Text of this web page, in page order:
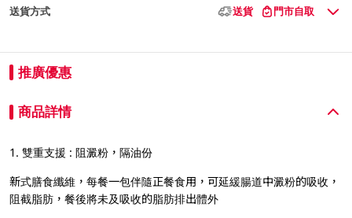
送貨方式 送貨 門市自取
推廣優惠
商品詳情
1. 雙重支援 : 阻澱粉，隔油份
新式膳食纖維，每餐一包伴隨正餐食用，可延緩腸道中澱粉的吸收，
阻截脂肪，餐後將未及吸收的脂肪排出體外